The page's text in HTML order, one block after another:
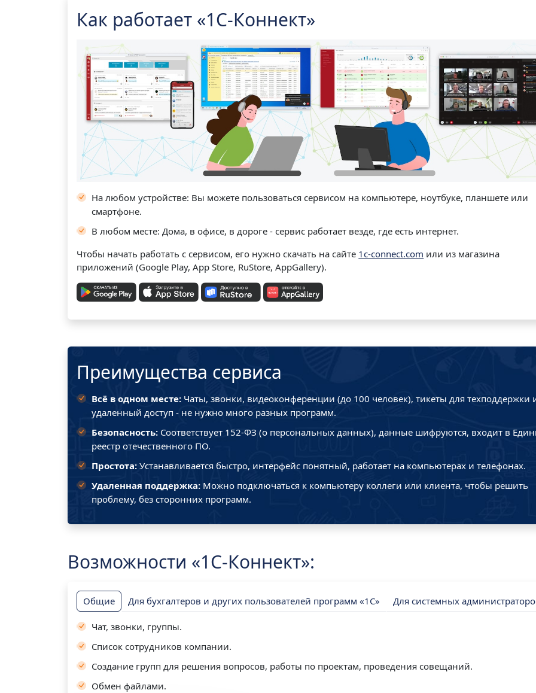
Как работает «1С-Коннект»
На любом устройстве: Вы можете пользоваться сервисом на компьютере, ноутбуке, планшете или
смартфоне.
В любом месте: Дома, в офисе, в дороге - сервис работает везде, где есть интернет.
Чтобы начать работать с сервисом, его нужно скачать на сайте 1c-connect.com или из магазина
приложений (Google Play, App Store, RuStore, AppGallery).
Преимущества сервиса
Всё в одном месте: Чаты, звонки, видеоконференции (до 100 человек), тикеты для техподдержки
удаленный доступ - не нужно много разных программ.
Безопасность: Соответствует 152-ФЗ (о персональных данных), данные шифруются, входит в
реестр отечественного ПО.
Простота: Устанавливается быстро, интерфейс понятный, работает на компьютерах и телефонах.
Удаленная поддержка: Можно подключаться к компьютеру коллеги или клиента, чтобы решить
проблему, без сторонних программ.
Возможности «1С-Коннект»:
Общие Для бухгалтеров и других пользователей программ «1С» Для системных
Чат, звонки, группы.
Список сотрудников компании.
Создание групп для решения вопросов, работы по проектам, проведения совещаний.
Обмен файлами.